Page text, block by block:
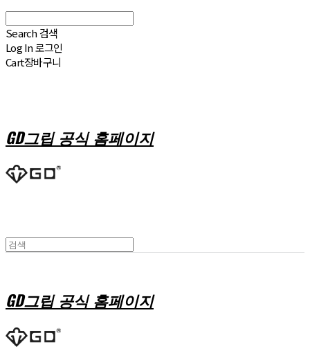
Search 검색
Log In로그인
Cart장바구니
GD그립 공식 홈페이지
GD그립 공식 홈페이지